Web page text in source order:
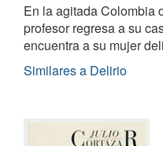
En la agitada Colombia
profesor regresa a su
encuentra a su mujer
Similares a Delirio